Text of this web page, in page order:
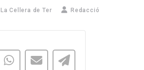
La Cellera de Ter Redacció